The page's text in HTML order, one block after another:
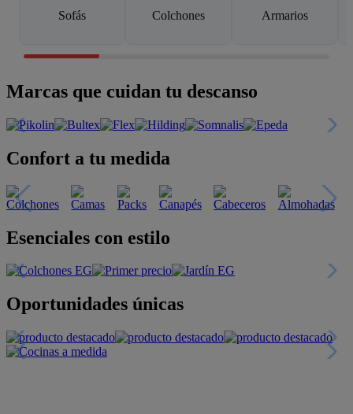
Sofás Colchones Armarios
Marcas que cuidan tu descanso
Confort a tu medida
Esenciales con estilo
Oportunidades únicas